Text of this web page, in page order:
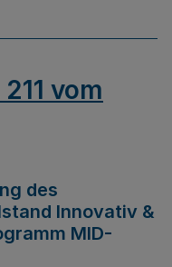
vom
des
Innovativ &
MID-